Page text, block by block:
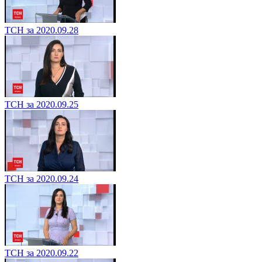
ТСН за 2020.09.28
ТСН за 2020.09.25
ТСН за 2020.09.24
ТСН за 2020.09.22